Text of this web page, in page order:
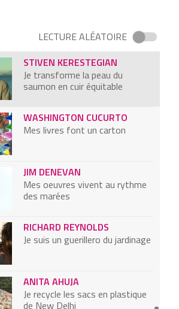
LECTURE ALÉATOIRE
lait en luminaire design
STIVEN KERESTEGIAN
Je transforme la peau du
saumon en cuir équitable
WASHINGTON CUCURTO
Mes livres font un carton
JIM DENEVAN
Mes oeuvres vivent au rythme
des marées
RICHARD REYNOLDS
Je suis un guerillero du jardinage
ANITA AHUJA
Je recycle les sacs en plastique
de New Delhi